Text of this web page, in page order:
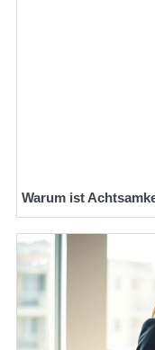
Warum ist